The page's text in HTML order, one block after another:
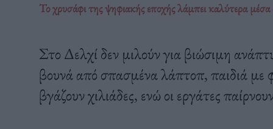
Το χρυσάφι της ψηφιακής εποχής λάμπει καλύτερα μέσα
Στο Δελχί δεν μιλούν για βιώσιμη
βουνά από σπασμένα λάπτοπ, παιδιά με
βγάζουν χιλιάδες, ενώ οι εργάτες